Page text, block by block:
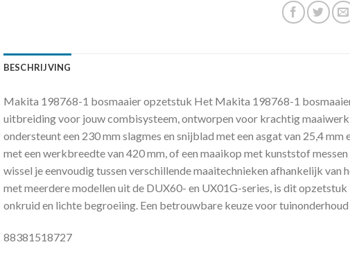
BESCHRIJVING
Makita 198768-1 bosmaaier opzetstuk Het Makita 198768-1
uitbreiding voor jouw combisysteem, ontworpen voor krachtig
ondersteunt een 230 mm slagmes en snijblad met een asgat van 25,4
met een werkbreedte van 420 mm, of een maaikop met kunststof
wissel je eenvoudig tussen verschillende maaitechnieken afhankelijk
met meerdere modellen uit de DUX60- en UX01G-series, is dit opzetstuk
onkruid en lichte begroeiing. Een betrouwbare keuze voor
88381518727